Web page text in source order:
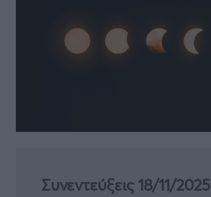
Συνεντεύξεις 18/11/2025